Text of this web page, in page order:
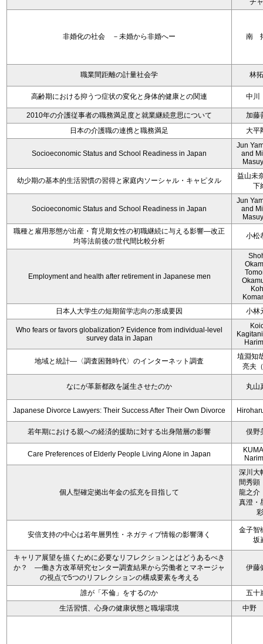
チ
非婚化の社会 －未婚から非婚へー 南
職業間距離の計量社会学 林
高齢期における抑うつ症状の変化と身体的健康との関連 中
2010年の介護従事者の職務満足度と就業継続意思について
加藤
日本の介護職の連携と職務満足
大平
Socioeconomic Status and School Readiness in Japan
Jun
and
幼少期の基本的生活習慣の習得と家庭内ソーシャル・キャピタル
益山未
下
Socioeconomic Status and School Readiness in Japan
Jun
and
職種と雇用形態が出産・育児期女性の初職継続に与える影響―改正
均等法前後の世代間比較分析
小松
Employment and health after retirement in Japanese men
日本人大学生の短期留学志向の形成要因
小林
Who fears or favors globalization? Evidence from individual-level
survey data in Japan
地域と統計―〈調査困難時代〉のインターネット調査
埴淵知
亮夫
なにが革新都政を誕生させたのか 丸山
Japanese Divorce Lawyers: Their Success After Their Own Divorce
若年期における親への経済的援助に対する出身階層の影響 俣野
Care Preferences of Elderly People Living Alone in Japan
個人型確定拠出年金の拡充を目指して
深川大
間秀顕
龍之介
真澄・
彩
安倍支持の中心は若年層男性・ネガティブ情報の影響薄く
金子智
坂
キャリア展望を描くために必要なリフレクションとはどうあるべき
か？ ―働き方改革研究センター調査結果から労働者とマネージャ
の視点で5つのリフレクションの構成要素を考える
伊藤
誰が「不倫」をするのか
五十
生活習慣、心身の健康状態と職場環境
中野